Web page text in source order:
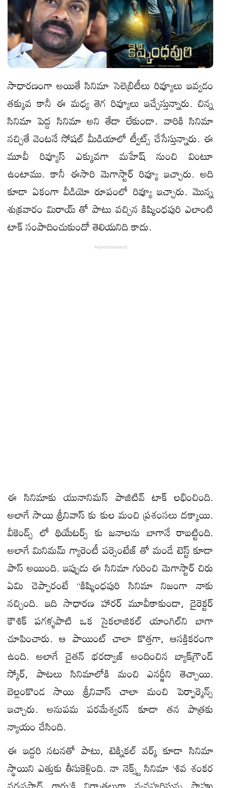
సాధారణంగా అయితే సినిమా సెలెబ్రిటీలు రివ్యూలు ఇవ్వడం
తక్కువ కానీ ఈ మధ్య తెగ రివ్యూలు ఇచ్చేస్తున్నారు. చిన్న
సినిమా పెద్ద సినిమా అని తేడా లేకుండా. వారికి సినిమా
నచ్చితే వెంటనే సోషల్ మీడియాలో ట్వీట్స్ చేసేస్తున్నారు. ఈ
మూవీ రివ్యూస్ ఎక్కువగా మహేష్ నుంచి వింటూ
ఉంటాము. కానీ ఈసారి మెగాస్టార్ రివ్యూ ఇచ్చారు. అది
కూడా ఏకంగా వీడియో రూపంలో రివ్యూ ఇచ్చారు. మొన్న
శుక్రవారం మిరాయ్ తో పాటు వచ్చిన కిష్కింధపురి ఎలాంటి
టాక్ సంపాదించుకుందో తెలియనిది కాదు.
ఈ సినిమాకు యునానిమస్ పాజిటివ్ టాక్ లభించింది.
అలాగే సాయి శ్రీనివాస్ కు కుల మంచి ప్రశంసలు దక్కాయి.
వీకెండ్స్ లో థియేటర్స్ కు జనాలను బాగానే రాబట్టింది.
అలాగే మినిమమ్ గ్యారెంటీ పర్సెంటేజ్ తో మండే టెస్ట్ కూడా
పాస్ అయింది. ఇప్పుడు ఈ సినిమా గురించి మెగాస్టార్ చిరు
ఏమి చెప్పారంటే “కిష్కింధపురి సినిమా నిజంగా నాకు
నచ్చింది. ఇది సాధారణ హారర్ మూవీకాకుండా, డైరెక్టర్
కౌశిక్ పగళ్ళపాటి ఒక సైకలాజికల్ యాంగిల్‌ని బాగా
చూపించారు. ఆ పాయింట్ చాలా కొత్తగా, ఆసక్తికరంగా
ఉంది. అలాగే చైతన్ భరద్వాజ్ అందించిన బ్యాక్‌గ్రౌండ్
స్కోర్, పాటలు సినిమాలోకి మంచి ఎనర్జీని తెచ్చాయి.
బెల్లంకొండ సాయి శ్రీనివాస్ చాలా మంచి పెర్ఫార్మెన్స్
ఇచ్చారు. అనుపమ పరమేశ్వరన్ కూడా తన పాత్రకు
న్యాయం చేసింది.
ఈ ఇద్దరి నటనతో పాటు, టెక్నికల్ వర్క్ కూడా సినిమా
స్థాయిని ఎత్తుకు తీసుకెళ్లింది. నా నెక్స్ట్ సినిమా ‘శివ శంకర